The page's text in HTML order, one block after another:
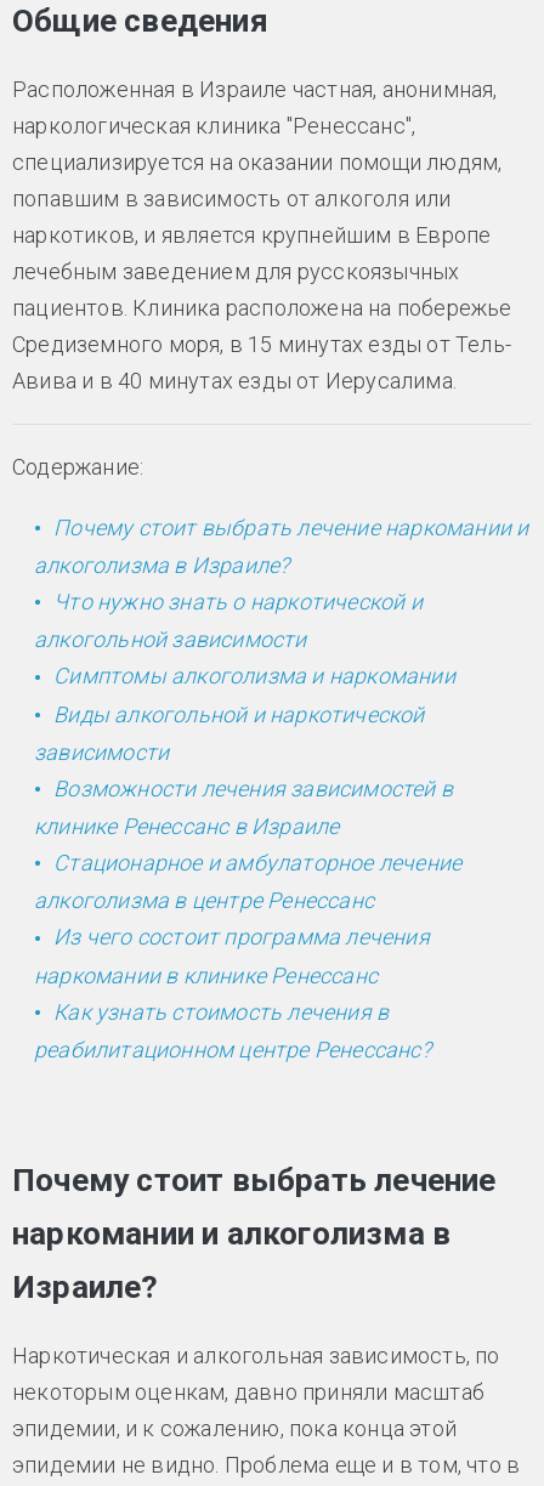
Общие сведения
Расположенная в Израиле частная, анонимная,
наркологическая клиника "Ренессанс",
специализируется на оказании помощи людям,
попавшим в зависимость от алкоголя или
наркотиков, и является крупнейшим в Европе
лечебным заведением для русскоязычных
пациентов. Клиника расположена на побережье
Средиземного моря, в 15 минутах езды от Тель-
Авива и в 40 минутах езды от Иерусалима.
Содержание:
Почему стоит выбрать лечение наркомании и
алкоголизма в Израиле?
Что нужно знать о наркотической и
алкогольной зависимости
Симптомы алкоголизма и наркомании
Виды алкогольной и наркотической
зависимости
Возможности лечения зависимостей в
клинике Ренессанс в Израиле
Стационарное и амбулаторное лечение
алкоголизма в центре Ренессанс
Из чего состоит программа лечения
наркомании в клинике Ренессанс
Как узнать cтоимость лечения в
реабилитационном центре Ренессанс?
Почему стоит выбрать лечение
наркомании и алкоголизма в
Израиле?
Наркотическая и алкогольная зависимость, по
некоторым оценкам, давно приняли масштаб
эпидемии, и к сожалению, пока конца этой
эпидемии не видно. Проблема еще и в том, что в